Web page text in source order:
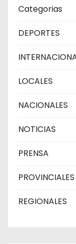
Categorias
DEPORTES
LOCALES
NACIONALES
NOTICIAS
PRENSA
PROVINCIALES
REGIONALES